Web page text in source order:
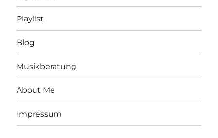
Playlist
Blog
Musikberatung
About Me
Impressum